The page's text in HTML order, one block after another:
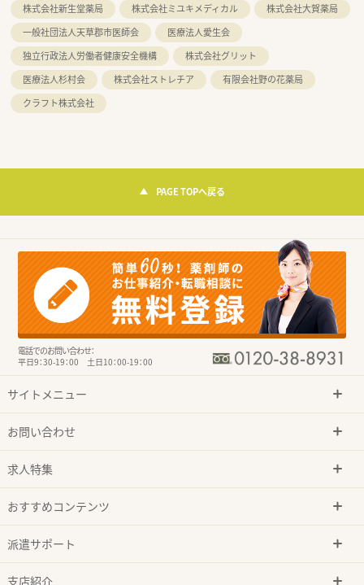
株式会社新生堂薬局
株式会社ミユキメディカル
株式会社大賀薬局
一般社団法人天草郡市医師会
医療法人愛生会
独立行政法人労働者健康安全機構
株式会社グリット
医療法人杉村会
株式会社ストレチア
有限会社野の花薬局
クラフト株式会社
PAGE TOPへ戻る
電話でのお問い合わせ：
平日9：30-19：00 土日10：00-19：00
サイトメニュー
お問い合わせ
求人特集
おすすめコンテンツ
派遣サポート
支店紹介